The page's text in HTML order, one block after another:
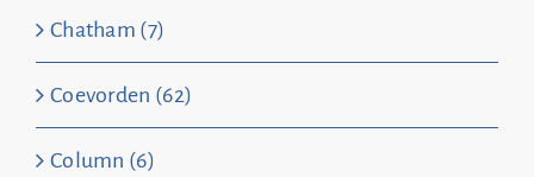
Chatham (7)
Coevorden (62)
Column (6)